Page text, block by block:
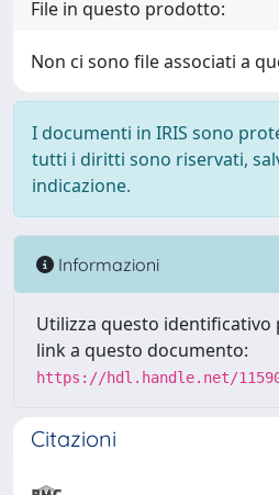
File in questo prodotto:
Non ci sono file associati a
I documenti in IRIS sono
tutti i diritti sono riservati,
indicazione.
Informazioni
Utilizza questo identificativo
link a questo documento:
https://hdl.handle.net/
Citazioni